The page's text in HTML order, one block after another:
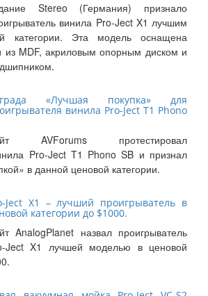
Stereo (Германия) признало
винила Pro-Ject X1 лучшим
категории. Эта модель оснащена
MDF, акриловым опорным диском и
«Лучшая покупка» для
винила Pro-Ject T1 Phono
AVForums протестировал
Pro-Ject T1 Phono SB и признал
в данной ценовой категории.
Ject X1 – лучший проигрыватель в
категории до $1000.
AnalogPlanet назвал проигрыватель
Ject X1 лучшей моделью в ценовой